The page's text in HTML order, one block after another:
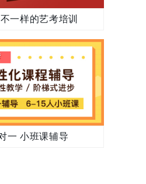
艺考冲刺 不一样的艺考培训
个性化一对一 小班课辅导